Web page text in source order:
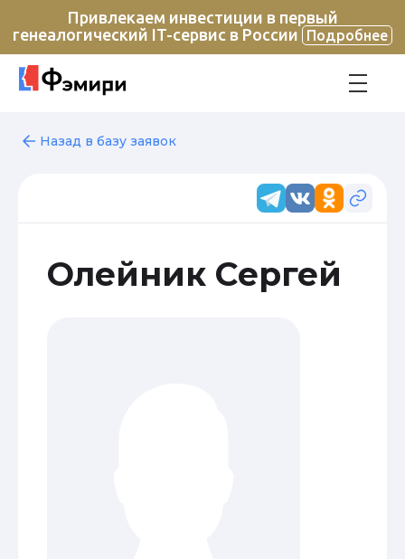
Привлекаем инвестиции в первый
генеалогический IT-сервис в России
Подробнее
Назад в базу заявок
Олейник Сергей